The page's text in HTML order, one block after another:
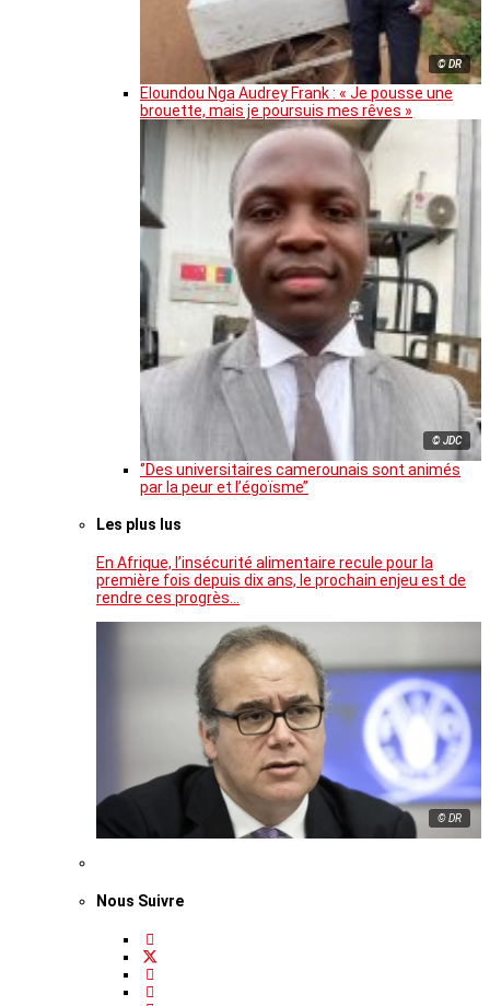
© DR
Eloundou Nga Audrey Frank : « Je pousse une
brouette, mais je poursuis mes rêves »
© JDC
‘’Des universitaires camerounais sont animés
par la peur et l’égoïsme’’
Les plus lus
En Afrique, l’insécurité alimentaire recule pour la
première fois depuis dix ans, le prochain enjeu est de
rendre ces progrès…
© DR
Nous Suivre